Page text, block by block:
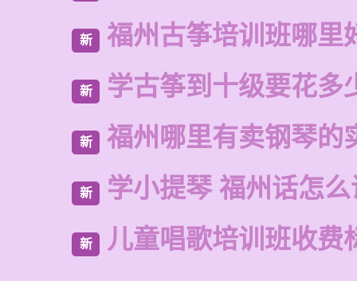
新 福州古筝培训班哪里
新 学古筝到十级要花多
新 福州哪里有卖钢琴的
新 学小提琴 福州话怎
新 儿童唱歌培训班收费